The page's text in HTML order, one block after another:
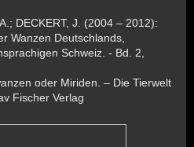
DECKERT, J. (2004 – 2012):
Wanzen Deutschlands,
Schweiz. - Bd. 2,
oder Miriden. – Die Tierwelt
Fischer Verlag